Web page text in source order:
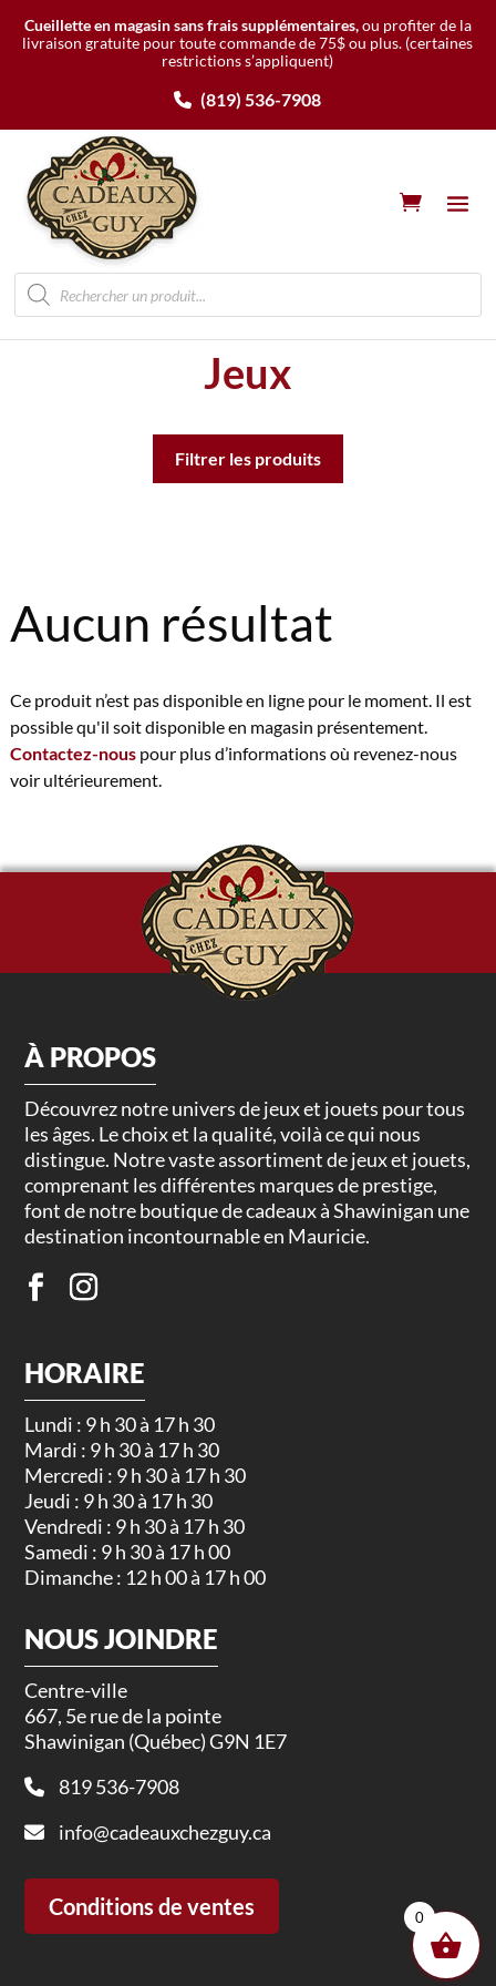
Cueillette en magasin sans frais supplémentaires,ou profiter de la
livraison gratuite pour toute commande de 75$ ou plus. (certaines
restrictions s’appliquent)
(819) 536-7908
Recherche
de
produits
Jeux
Filtrer les produits
Aucun résultat
Ce produit n’est pas disponible en ligne pour le moment. Il est
possible qu'il soit disponible en magasin présentement.
Contactez-nouspour plus d’informations où revenez-nous
voir ultérieurement.
À PROPOS
Découvrez notre univers de jeux et jouets pour tous
les âges. Le choix et la qualité, voilà ce qui nous
distingue. Notre vaste assortiment de jeux et jouets,
comprenant les différentes marques de prestige,
font de notre boutique de cadeaux à Shawinigan une
destination incontournable en Mauricie.
HORAIRE
Lundi : 9 h 30 à 17 h 30
Mardi : 9 h 30 à 17 h 30
Mercredi : 9 h 30 à 17 h 30
Jeudi : 9 h 30 à 17 h 30
Vendredi : 9 h 30 à 17 h 30
Samedi : 9 h 30 à 17 h 00
Dimanche : 12 h 00 à 17 h 00
NOUS JOINDRE
Centre-ville
667, 5e rue de la pointe
Shawinigan (Québec) G9N 1E7
819 536-7908
info@cadeauxchezguy.ca
Conditions de ventes 0